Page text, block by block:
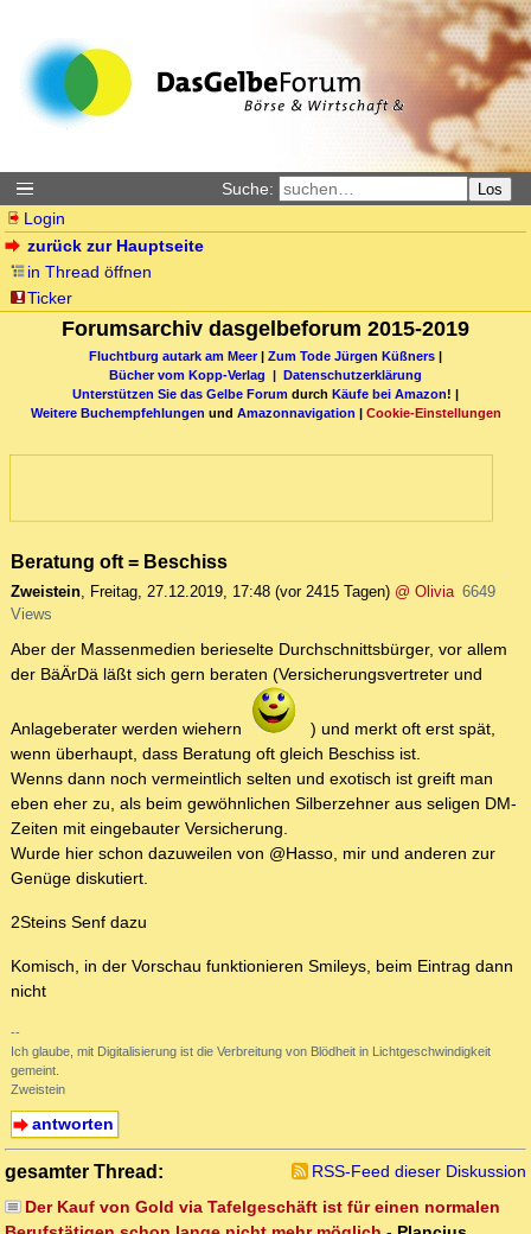
Suche: Los
Login
zurück zur Hauptseite
in Thread öffnen
Ticker
Forumsarchiv dasgelbeforum 2015-2019
Fluchtburg autark am Meer| Zum Tode Jürgen Küßners
Bücher vom Kopp-Verlag |
Datenschutzerklärung
Unterstützen Sie das Gelbe Forum durch Käufe bei Amazon! |
Weitere Buchempfehlungen und Amazonnavigation Cookie-Einstellungen
Beratung oft = Beschiss
Zweistein Freitag, 27.12.2019, 17:48 (vor 2415 Tagen) @ Olivia 6649
Views
Aber der Massenmedien berieselte Durchschnittsbürger, vor allem
der BäÄrDä läßt sich gern beraten (Versicherungsvertreter und
Anlageberater werden wiehern
) und merkt oft erst spät,
wenn überhaupt, dass Beratung oft gleich Beschiss ist.
Wenns dann noch vermeintlich selten und exotisch ist greift man
eben eher zu, als beim gewöhnlichen Silberzehner aus seligen DM-
Zeiten mit eingebauter Versicherung.
Wurde hier schon dazuweilen von @Hasso, mir und anderen zur
Genüge diskutiert.
2Steins Senf dazu
Komisch, in der Vorschau funktionieren Smileys, beim Eintrag dann
nicht
--
Ich glaube, mit Digitalisierung ist die Verbreitung von Blödheit in Lichtgeschwindigkeit
gemeint.
Zweistein
antworten
gesamter Thread:
RSS-Feed dieser Diskussion
Der Kauf von Gold via Tafelgeschäft ist für einen normalen